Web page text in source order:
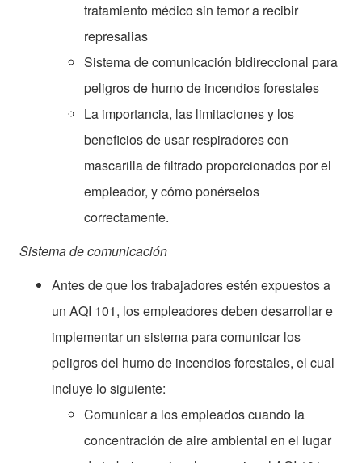
tratamiento médico sin temor a recibir
represalias
Sistema de comunicación bidireccional para
peligros de humo de incendios forestales
La importancia, las limitaciones y los
beneficios de usar respiradores con
mascarilla de filtrado proporcionados por el
empleador, y cómo ponérselos
correctamente.
Sistema de comunicación
Antes de que los trabajadores estén expuestos a
un AQI 101, los empleadores deben desarrollar e
implementar un sistema para comunicar los
peligros del humo de incendios forestales, el cual
incluye lo siguiente:
Comunicar a los empleados cuando la
concentración de aire ambiental en el lugar